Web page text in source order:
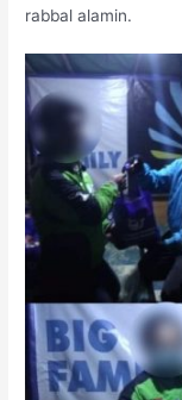
rabbal alamin.